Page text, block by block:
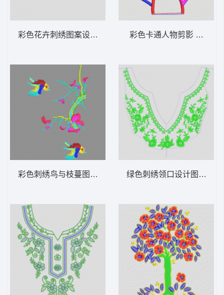
彩色花卉刺绣图案设计 衣角圈
彩色刺绣鸟与枝蔓图案 鸟枝头唐装
彩色卡通人物剪影 人物贴
绿色刺绣领口设计图 衣领